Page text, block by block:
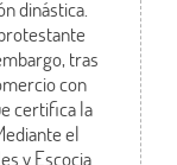
dinástica.
tras
con
certifica la
el
y Escocia